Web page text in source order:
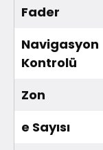
Fader
Navigasyon
Kontrolü
Zon
e Sayısı